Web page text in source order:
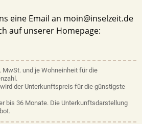
eine Email an moin@inselzeit.de
auf unserer Homepage:
MwSt. und je Wohneinheit für die
der Unterkunftspreis für die günstigste
bis 36 Monate. Die Unterkunftsdarstellung